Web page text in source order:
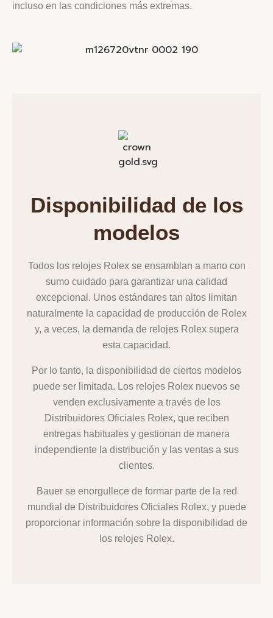
incluso en las condiciones más extremas.
Disponibilidad de los
modelos
Todos los relojes Rolex se ensamblan a mano con
sumo cuidado para garantizar una calidad
excepcional. Unos estándares tan altos limitan
naturalmente la capacidad de producción de Rolex
y, a veces, la demanda de relojes Rolex supera
esta capacidad.
Por lo tanto, la disponibilidad de ciertos modelos
puede ser limitada. Los relojes Rolex nuevos se
venden exclusivamente a través de los
Distribuidores Oficiales Rolex, que reciben
entregas habituales y gestionan de manera
independiente la distribución y las ventas a sus
clientes.
Bauer se enorgullece de formar parte de la red
mundial de Distribuidores Oficiales Rolex, y puede
proporcionar información sobre la disponibilidad de
los relojes Rolex.